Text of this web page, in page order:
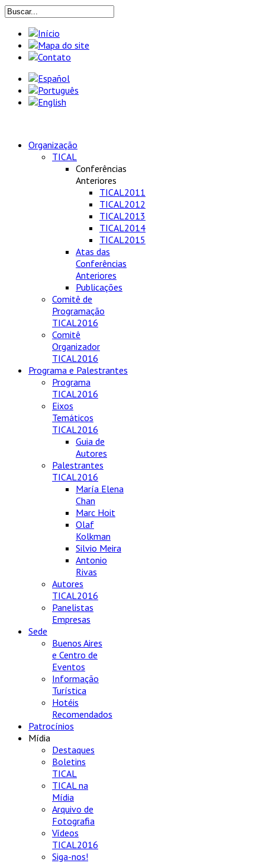
Organização
TICAL
Conferências
Anteriores
TICAL2011
TICAL2012
TICAL2013
TICAL2014
TICAL2015
Atas das
Conferências
Anteriores
Publicações
Comitê de
Programação
TICAL2016
Comitê
Organizador
TICAL2016
Programa e Palestrantes
Programa
TICAL2016
Eixos
Temáticos
TICAL2016
Guia de
Autores
Palestrantes
TICAL2016
María Elena
Chan
Marc Hoit
Olaf
Kolkman
Silvio Meira
Antonio
Rivas
Autores
TICAL2016
Panelistas
Empresas
Sede
Buenos Aires
e Centro de
Eventos
Informação
Turística
Hotéis
Recomendados
Patrocínios
Mídia
Destaques
Boletins
TICAL
TICAL na
Mídia
Arquivo de
Fotografia
Vídeos
TICAL2016
Siga-nos!